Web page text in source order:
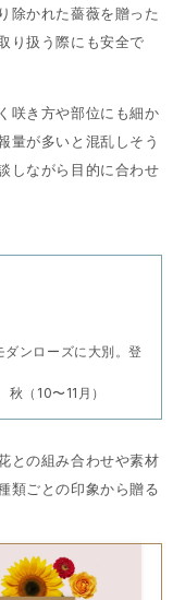
除かれた薔薇を贈った
り扱う際にも安全で
咲き方や部位にも細か
量が多いと混乱しそう
しながら目的に合わせ
ンローズに大別。登
（10〜11月）
との組み合わせや素材
類ごとの印象から贈る